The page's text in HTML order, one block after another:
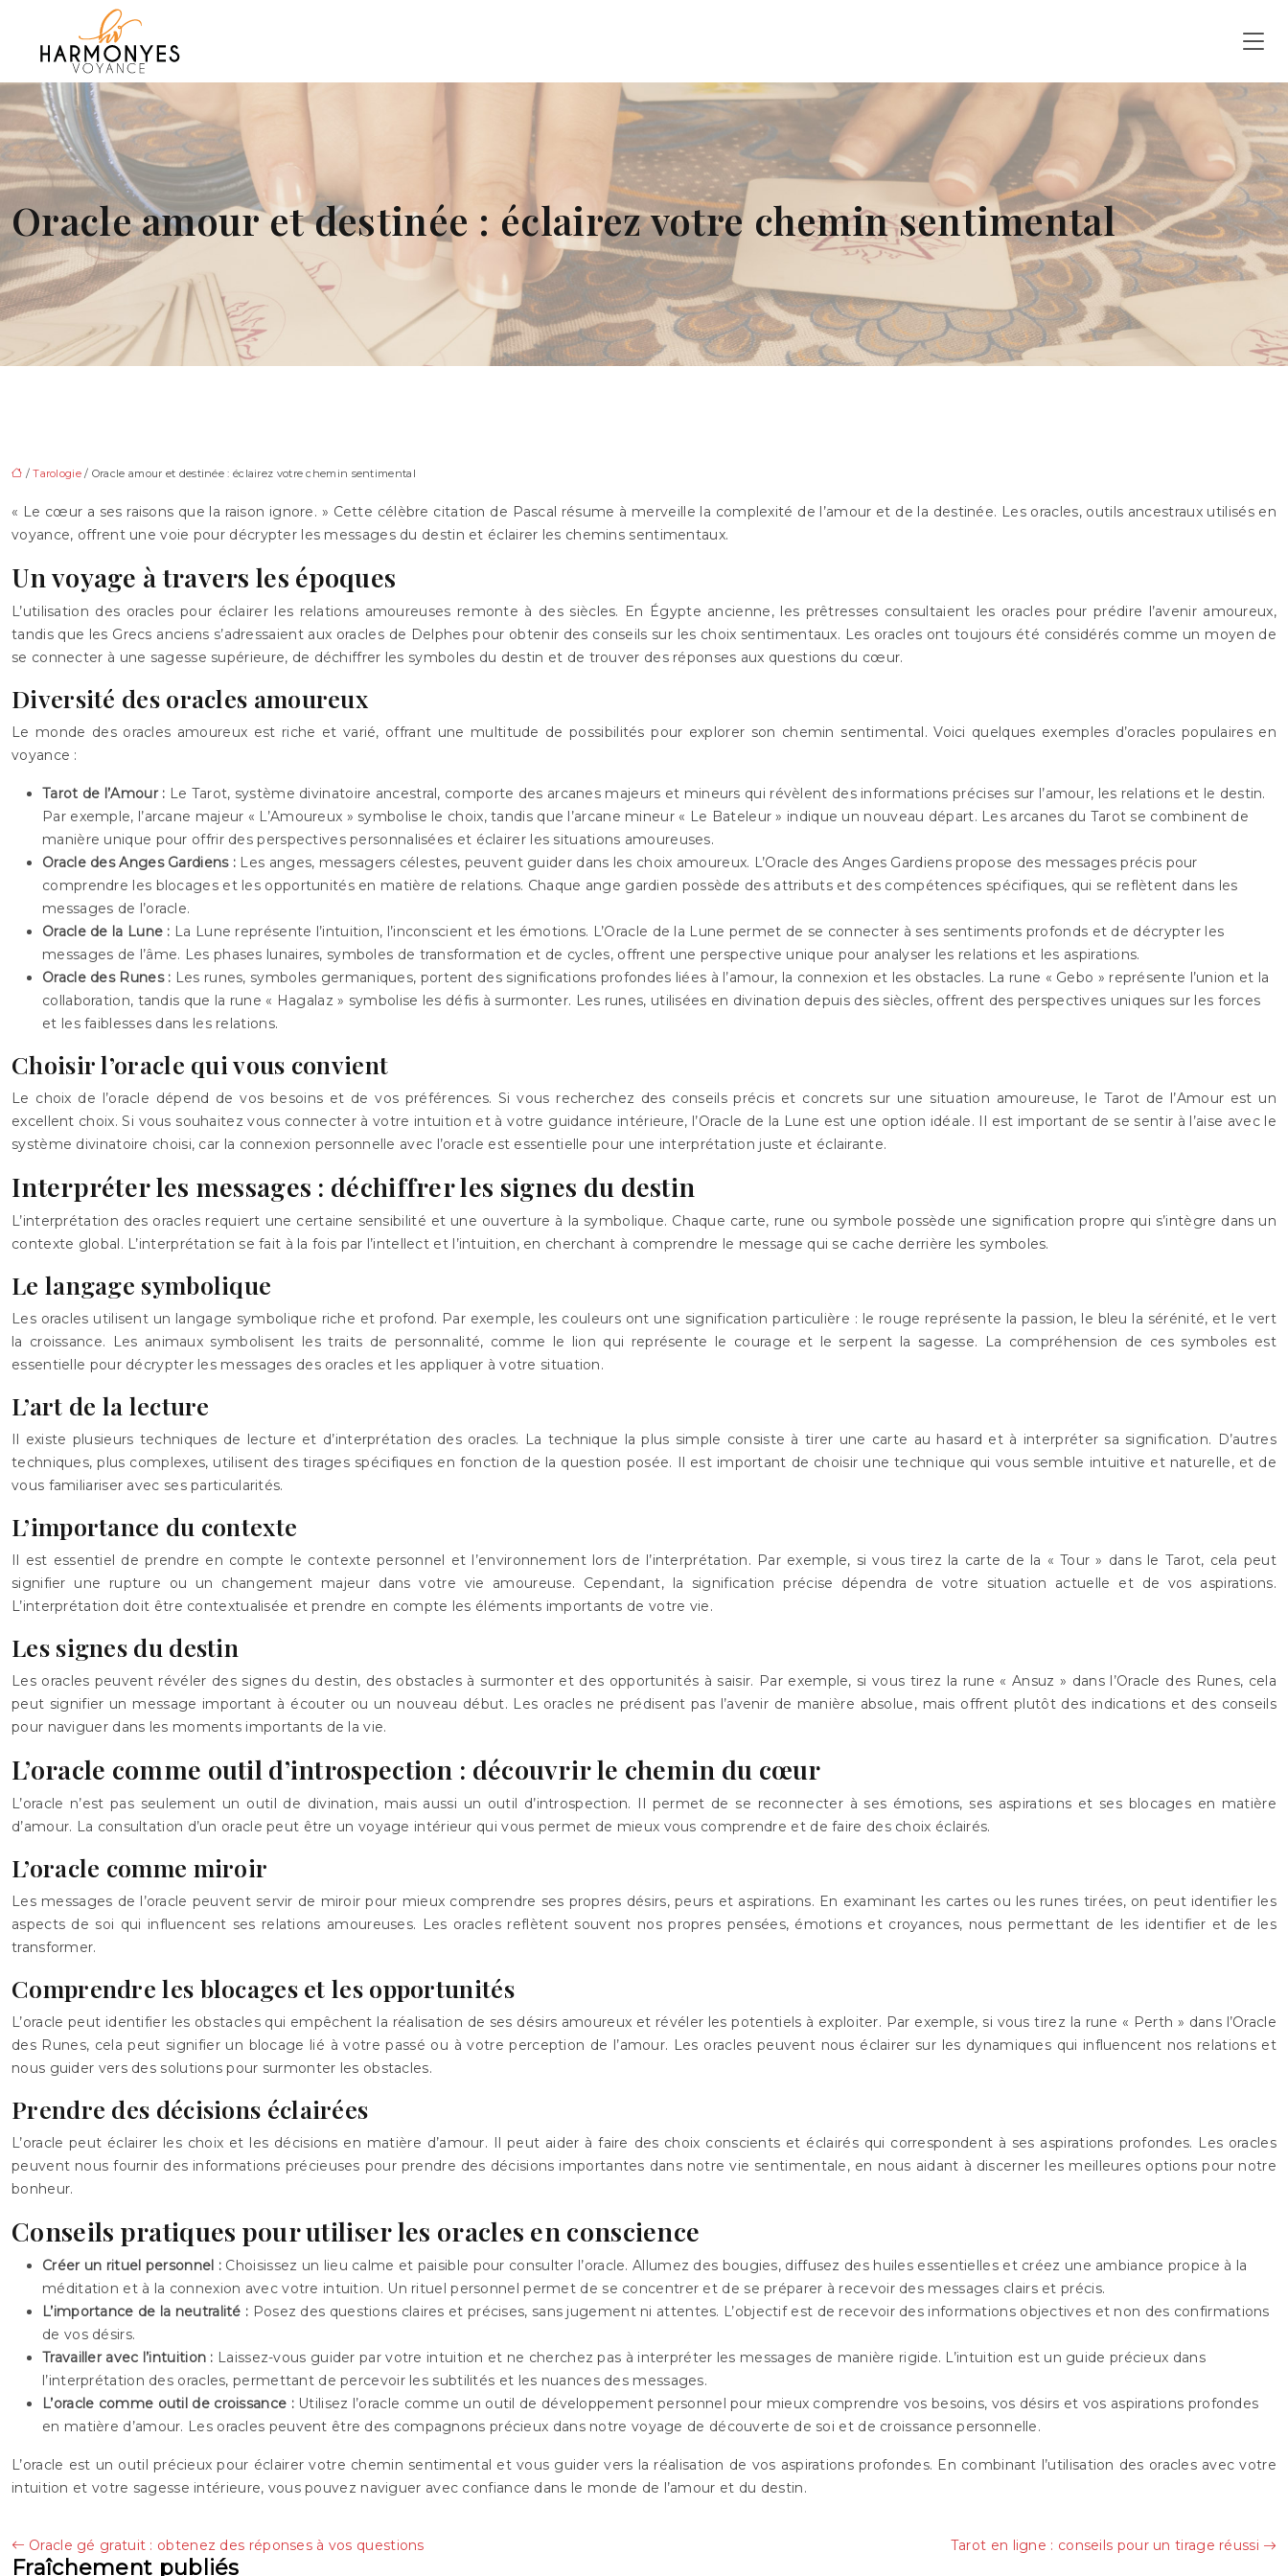
Oracle amour et destinée : éclairez votre chemin sentimental
/Tarologie/ Oracle amour et destinée : éclairez votre chemin sentimental
« Le cœur a ses raisons que la raison ignore. » Cette célèbre citation de Pascal résume à merveille la complexité de l’amour et de la destinée. Les oracles, outils ancestraux utilisés en
voyance, offrent une voie pour décrypter les messages du destin et éclairer les chemins sentimentaux.
Un voyage à travers les époques
L’utilisation des oracles pour éclairer les relations amoureuses remonte à des siècles. En Égypte ancienne, les prêtresses consultaient les oracles pour prédire l’avenir amoureux,
tandis que les Grecs anciens s’adressaient aux oracles de Delphes pour obtenir des conseils sur les choix sentimentaux. Les oracles ont toujours été considérés comme un moyen de
se connecter à une sagesse supérieure, de déchiffrer les symboles du destin et de trouver des réponses aux questions du cœur.
Diversité des oracles amoureux
Le monde des oracles amoureux est riche et varié, offrant une multitude de possibilités pour explorer son chemin sentimental. Voici quelques exemples d’oracles populaires en
voyance :
Tarot de l’Amour : Le Tarot, système divinatoire ancestral, comporte des arcanes majeurs et mineurs qui révèlent des informations précises sur l’amour, les relations et le destin.
Par exemple, l’arcane majeur « L’Amoureux » symbolise le choix, tandis que l’arcane mineur « Le Bateleur » indique un nouveau départ. Les arcanes du Tarot se combinent de
manière unique pour offrir des perspectives personnalisées et éclairer les situations amoureuses.
Oracle des Anges Gardiens : Les anges, messagers célestes, peuvent guider dans les choix amoureux. L’Oracle des Anges Gardiens propose des messages précis pour
comprendre les blocages et les opportunités en matière de relations. Chaque ange gardien possède des attributs et des compétences spécifiques, qui se reflètent dans les
messages de l’oracle.
Oracle de la Lune : La Lune représente l’intuition, l’inconscient et les émotions. L’Oracle de la Lune permet de se connecter à ses sentiments profonds et de décrypter les
messages de l’âme. Les phases lunaires, symboles de transformation et de cycles, offrent une perspective unique pour analyser les relations et les aspirations.
Oracle des Runes : Les runes, symboles germaniques, portent des significations profondes liées à l’amour, la connexion et les obstacles. La rune « Gebo » représente l’union et la
collaboration, tandis que la rune « Hagalaz » symbolise les défis à surmonter. Les runes, utilisées en divination depuis des siècles, offrent des perspectives uniques sur les forces
et les faiblesses dans les relations.
Choisir l’oracle qui vous convient
Le choix de l’oracle dépend de vos besoins et de vos préférences. Si vous recherchez des conseils précis et concrets sur une situation amoureuse, le Tarot de l’Amour est un
excellent choix. Si vous souhaitez vous connecter à votre intuition et à votre guidance intérieure, l’Oracle de la Lune est une option idéale. Il est important de se sentir à l’aise avec le
système divinatoire choisi, car la connexion personnelle avec l’oracle est essentielle pour une interprétation juste et éclairante.
Interpréter les messages : déchiffrer les signes du destin
L’interprétation des oracles requiert une certaine sensibilité et une ouverture à la symbolique. Chaque carte, rune ou symbole possède une signification propre qui s’intègre dans un
contexte global. L’interprétation se fait à la fois par l’intellect et l’intuition, en cherchant à comprendre le message qui se cache derrière les symboles.
Le langage symbolique
Les oracles utilisent un langage symbolique riche et profond. Par exemple, les couleurs ont une signification particulière : le rouge représente la passion, le bleu la sérénité, et le vert
la croissance. Les animaux symbolisent les traits de personnalité, comme le lion qui représente le courage et le serpent la sagesse. La compréhension de ces symboles est
essentielle pour décrypter les messages des oracles et les appliquer à votre situation.
L’art de la lecture
Il existe plusieurs techniques de lecture et d’interprétation des oracles. La technique la plus simple consiste à tirer une carte au hasard et à interpréter sa signification. D’autres
techniques, plus complexes, utilisent des tirages spécifiques en fonction de la question posée. Il est important de choisir une technique qui vous semble intuitive et naturelle, et de
vous familiariser avec ses particularités.
L’importance du contexte
Il est essentiel de prendre en compte le contexte personnel et l’environnement lors de l’interprétation. Par exemple, si vous tirez la carte de la « Tour » dans le Tarot, cela peut
signifier une rupture ou un changement majeur dans votre vie amoureuse. Cependant, la signification précise dépendra de votre situation actuelle et de vos aspirations.
L’interprétation doit être contextualisée et prendre en compte les éléments importants de votre vie.
Les signes du destin
Les oracles peuvent révéler des signes du destin, des obstacles à surmonter et des opportunités à saisir. Par exemple, si vous tirez la rune « Ansuz » dans l’Oracle des Runes, cela
peut signifier un message important à écouter ou un nouveau début. Les oracles ne prédisent pas l’avenir de manière absolue, mais offrent plutôt des indications et des conseils
pour naviguer dans les moments importants de la vie.
L’oracle comme outil d’introspection : découvrir le chemin du cœur
L’oracle n’est pas seulement un outil de divination, mais aussi un outil d’introspection. Il permet de se reconnecter à ses émotions, ses aspirations et ses blocages en matière
d’amour. La consultation d’un oracle peut être un voyage intérieur qui vous permet de mieux vous comprendre et de faire des choix éclairés.
L’oracle comme miroir
Les messages de l’oracle peuvent servir de miroir pour mieux comprendre ses propres désirs, peurs et aspirations. En examinant les cartes ou les runes tirées, on peut identifier les
aspects de soi qui influencent ses relations amoureuses. Les oracles reflètent souvent nos propres pensées, émotions et croyances, nous permettant de les identifier et de les
transformer.
Comprendre les blocages et les opportunités
L’oracle peut identifier les obstacles qui empêchent la réalisation de ses désirs amoureux et révéler les potentiels à exploiter. Par exemple, si vous tirez la rune « Perth » dans l’Oracle
des Runes, cela peut signifier un blocage lié à votre passé ou à votre perception de l’amour. Les oracles peuvent nous éclairer sur les dynamiques qui influencent nos relations et
nous guider vers des solutions pour surmonter les obstacles.
Prendre des décisions éclairées
L’oracle peut éclairer les choix et les décisions en matière d’amour. Il peut aider à faire des choix conscients et éclairés qui correspondent à ses aspirations profondes. Les oracles
peuvent nous fournir des informations précieuses pour prendre des décisions importantes dans notre vie sentimentale, en nous aidant à discerner les meilleures options pour notre
bonheur.
Conseils pratiques pour utiliser les oracles en conscience
Créer un rituel personnel : Choisissez un lieu calme et paisible pour consulter l’oracle. Allumez des bougies, diffusez des huiles essentielles et créez une ambiance propice à la
méditation et à la connexion avec votre intuition. Un rituel personnel permet de se concentrer et de se préparer à recevoir des messages clairs et précis.
L’importance de la neutralité : Posez des questions claires et précises, sans jugement ni attentes. L’objectif est de recevoir des informations objectives et non des confirmations
de vos désirs.
Travailler avec l’intuition : Laissez-vous guider par votre intuition et ne cherchez pas à interpréter les messages de manière rigide. L’intuition est un guide précieux dans
l’interprétation des oracles, permettant de percevoir les subtilités et les nuances des messages.
L’oracle comme outil de croissance : Utilisez l’oracle comme un outil de développement personnel pour mieux comprendre vos besoins, vos désirs et vos aspirations profondes
en matière d’amour. Les oracles peuvent être des compagnons précieux dans notre voyage de découverte de soi et de croissance personnelle.
L’oracle est un outil précieux pour éclairer votre chemin sentimental et vous guider vers la réalisation de vos aspirations profondes. En combinant l’utilisation des oracles avec votre
intuition et votre sagesse intérieure, vous pouvez naviguer avec confiance dans le monde de l’amour et du destin.
Oracle gé gratuit : obtenez des réponses à vos questions Tarot en ligne : conseils pour un tirage réussi
Fraîchement publiés